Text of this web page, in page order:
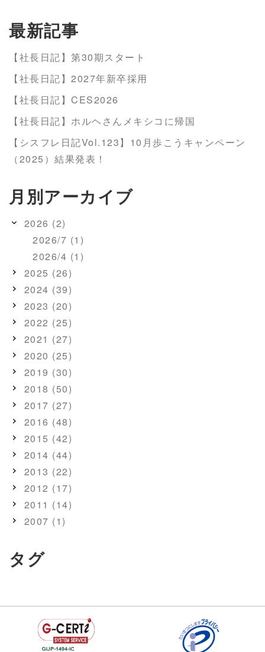
最新記事
【社長日記】第30期スタート
【社長日記】2027年新卒採用
【社長日記】CES2026
【社長日記】ホルヘさんメキシコに帰国
【シスフレ日記Vol.123】10月歩こうキャンペーン
（2025）結果発表！
月別アーカイブ
2026 (2)
2026/7 (1)
2026/4 (1)
2025 (26)
2024 (39)
2023 (20)
2022 (25)
2021 (27)
2020 (25)
2019 (30)
2018 (50)
2017 (27)
2016 (48)
2015 (42)
2014 (44)
2013 (22)
2012 (17)
2011 (14)
2007 (1)
タグ